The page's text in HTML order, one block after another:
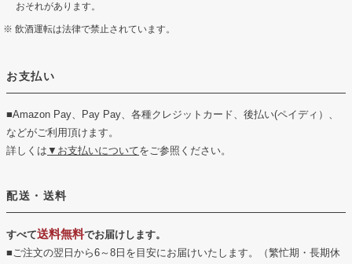
おそれがあります。
飲酒運転は法律で禁止されています。
お支払い
■Amazon Pay、Pay Pay、各種クレジットカード、後払い(ペイディ）、
などがご利用頂けます。
詳しくは ▼お支払いについてをご参照ください。
配送・送料
すべて送料無料でお届けします。
■ご注文の翌日から6～8日を目安にお届けいたします。（繁忙期・長期休